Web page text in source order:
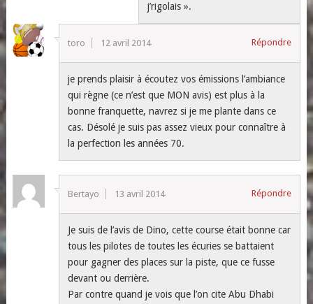
j’rigolais ».
toro 12 avril 2014 Répondre
je prends plaisir à écoutez vos émissions l’ambiance
qui règne (ce n’est que MON avis) est plus à la
bonne franquette, navrez si je me plante dans ce
cas. Désolé je suis pas assez vieux pour connaître à
la perfection les années 70.
Bertayo 13 avril 2014 Répondre
Je suis de l’avis de Dino, cette course était bonne car
tous les pilotes de toutes les écuries se battaient
pour gagner des places sur la piste, que ce fusse
devant ou derrière.
Par contre quand je vois que l’on cite Abu Dhabi